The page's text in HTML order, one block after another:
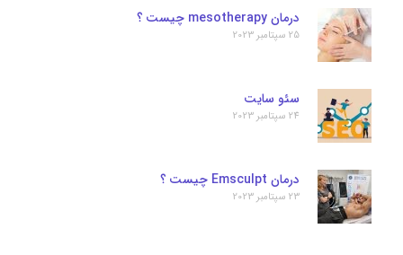
درمان mesotherapy چیست ؟
25 سپتامبر 2023
سئو سایت
24 سپتامبر 2023
درمان Emsculpt چیست ؟
23 سپتامبر 2023